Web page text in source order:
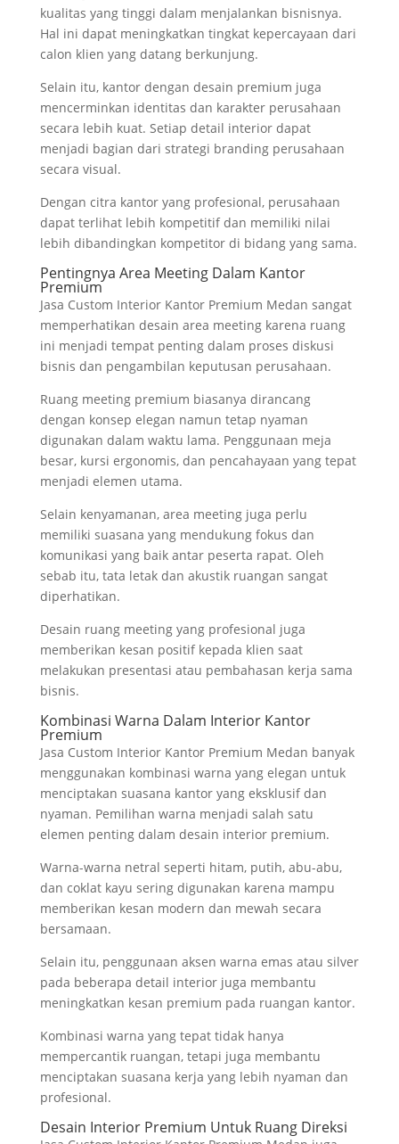
kualitas yang tinggi dalam menjalankan bisnisnya.
Hal ini dapat meningkatkan tingkat kepercayaan dari
calon klien yang datang berkunjung.
Selain itu, kantor dengan desain premium juga
mencerminkan identitas dan karakter perusahaan
secara lebih kuat. Setiap detail interior dapat
menjadi bagian dari strategi branding perusahaan
secara visual.
Dengan citra kantor yang profesional, perusahaan
dapat terlihat lebih kompetitif dan memiliki nilai
lebih dibandingkan kompetitor di bidang yang sama.
Pentingnya Area Meeting Dalam Kantor
Premium
Jasa Custom Interior Kantor Premium Medan sangat
memperhatikan desain area meeting karena ruang
ini menjadi tempat penting dalam proses diskusi
bisnis dan pengambilan keputusan perusahaan.
Ruang meeting premium biasanya dirancang
dengan konsep elegan namun tetap nyaman
digunakan dalam waktu lama. Penggunaan meja
besar, kursi ergonomis, dan pencahayaan yang tepat
menjadi elemen utama.
Selain kenyamanan, area meeting juga perlu
memiliki suasana yang mendukung fokus dan
komunikasi yang baik antar peserta rapat. Oleh
sebab itu, tata letak dan akustik ruangan sangat
diperhatikan.
Desain ruang meeting yang profesional juga
memberikan kesan positif kepada klien saat
melakukan presentasi atau pembahasan kerja sama
bisnis.
Kombinasi Warna Dalam Interior Kantor
Premium
Jasa Custom Interior Kantor Premium Medan banyak
menggunakan kombinasi warna yang elegan untuk
menciptakan suasana kantor yang eksklusif dan
nyaman. Pemilihan warna menjadi salah satu
elemen penting dalam desain interior premium.
Warna-warna netral seperti hitam, putih, abu-abu,
dan coklat kayu sering digunakan karena mampu
memberikan kesan modern dan mewah secara
bersamaan.
Selain itu, penggunaan aksen warna emas atau silver
pada beberapa detail interior juga membantu
meningkatkan kesan premium pada ruangan kantor.
Kombinasi warna yang tepat tidak hanya
mempercantik ruangan, tetapi juga membantu
menciptakan suasana kerja yang lebih nyaman dan
profesional.
Desain Interior Premium Untuk Ruang Direksi